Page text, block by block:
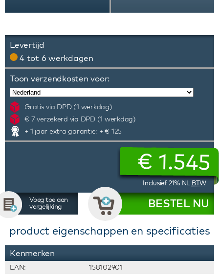
Levertijd
4 tot 6 werkdagen
Toon verzendkosten voor:
Gratis via DPD (1 werkdag)
€ 7 verzekerd via DPD (1 werkdag)
+ 1 jaar extra garantie: + € 125
€ 1.545
Inclusief 21% NL BTW
Voeg toe aan
vergelijking
BESTEL NU
product eigenschappen en specificaties
Kenmerken
EAN: 158102901